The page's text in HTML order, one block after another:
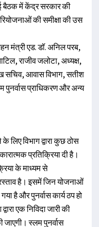
बैठक में केंद्र सरकार की
की समीक्षा की उस
मंत्री एड. डॉ. अनिल परब,
राजीव जलोटा, अध्यक्ष,
सचिव, आवास विभाग, सतीश
पुनर्वास प्राधिकरण और अन्य
लिए विभाग द्वारा कुछ ठोस
प्रतिक्रिया दी है।
के माध्यम से
है। इसमें जिन योजनाओं
है और पुनर्वास कार्य ठप हो
एक निविदा जारी की
जाएगी। स्लम पुनर्वास